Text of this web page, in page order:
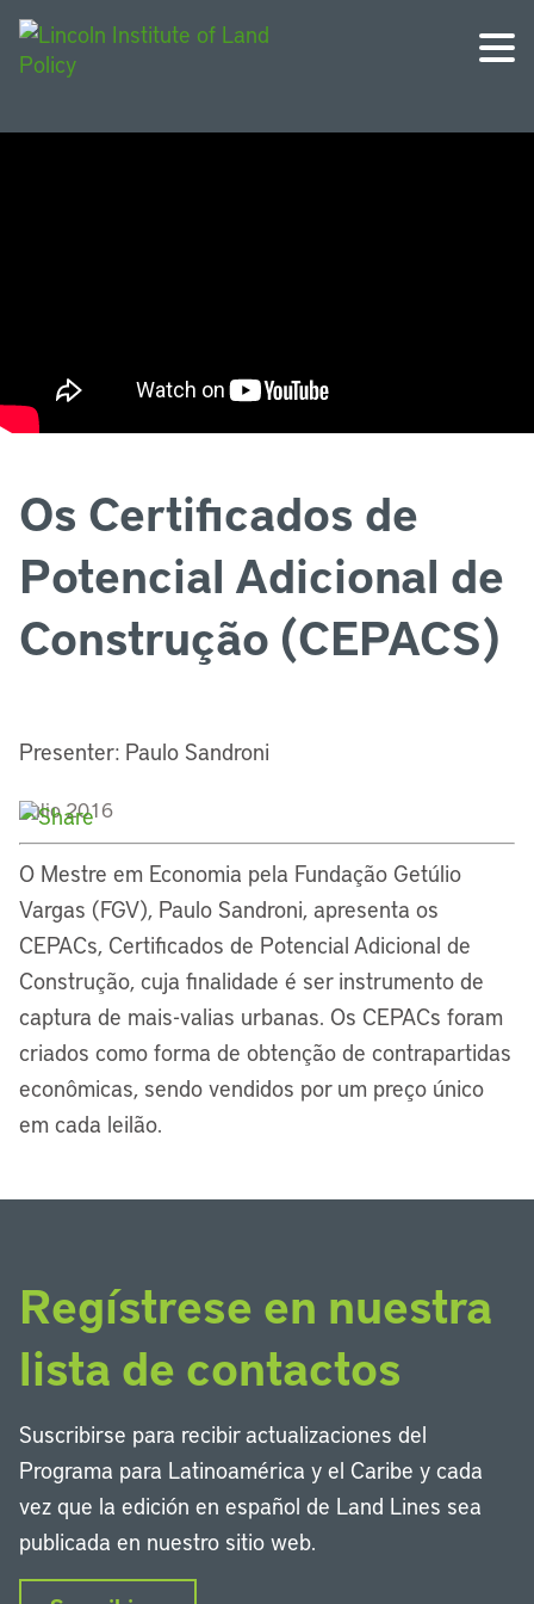
Os Certificados de
Potencial Adicional de
Construção (CEPACS)
Presenter: Paulo Sandroni
Julio 2016
O Mestre em Economia pela Fundação Getúlio
Vargas (FGV), Paulo Sandroni, apresenta os
CEPACs, Certificados de Potencial Adicional de
Construção, cuja finalidade é ser instrumento de
captura de mais-valias urbanas. Os CEPACs foram
criados como forma de obtenção de contrapartidas
econômicas, sendo vendidos por um preço único
em cada leilão.
Regístrese en nuestra
lista de contactos
Suscribirse para recibir actualizaciones del
Programa para Latinoamérica y el Caribe y cada
vez que la edición en español de Land Lines sea
publicada en nuestro sitio web.